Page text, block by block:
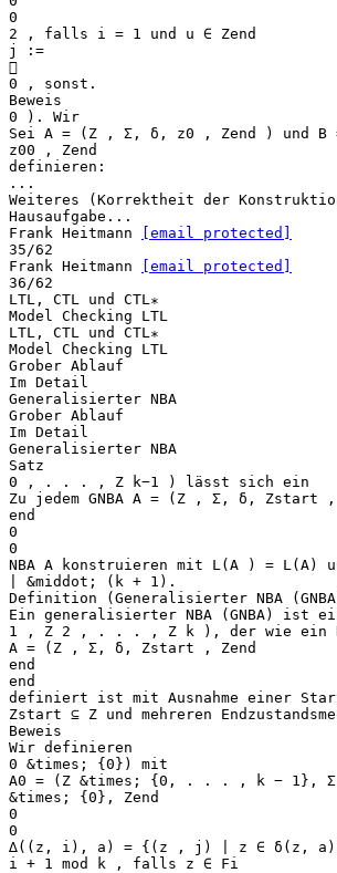
0
2 , falls i = 1 und u ∈ Zend
j :=

0 , sonst.
Beweis
0 ). Wir
Sei A = (Z , Σ, δ, z0 , Zend ) und
z00 , Zend
definieren:
...
Weiteres (Korrektheit der
Hausaufgabe...
Frank Heitmann
[email protected]
35/62
Frank Heitmann
[email protected]
36/62
LTL, CTL und CTL∗
Model Checking LTL
LTL, CTL und CTL∗
Model Checking LTL
Grober Ablauf
Im Detail
Generalisierter NBA
Grober Ablauf
Im Detail
Generalisierter NBA
Satz
0 , . . . , Z k−1 ) lässt sich ein
Zu jedem GNBA A = (Z , Σ, δ, Zstart ,
end
0
0
NBA A konstruieren mit L(A ) = L(A)
| &middot; (k + 1).
Definition (Generalisierter NBA
Ein generalisierter NBA (GNBA) ist
1 , Z 2 , . . . , Z k ), der wie ein
A = (Z , Σ, δ, Zstart , Zend
end
end
definiert ist mit Ausnahme einer
Zstart ⊆ Z und mehreren
Beweis
Wir definieren
0 &times; {0}) mit
A0 = (Z &times; {0, . . . , k − 1},
&times; {0}, Zend
0
0
∆((z, i), a) = {(z , j) | z ∈ δ(z, a)}
i + 1 mod k , falls z ∈ Fi